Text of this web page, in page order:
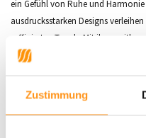
Zustimmung
ein Gefühl von Ruhe und
ausdrucksstarken Designs
raffinierten Touch. Mit ihrer
Teppiche mühelos
Verfügbarkeit:Die Zen-
die perfekt zu Ihrem Raum passen.